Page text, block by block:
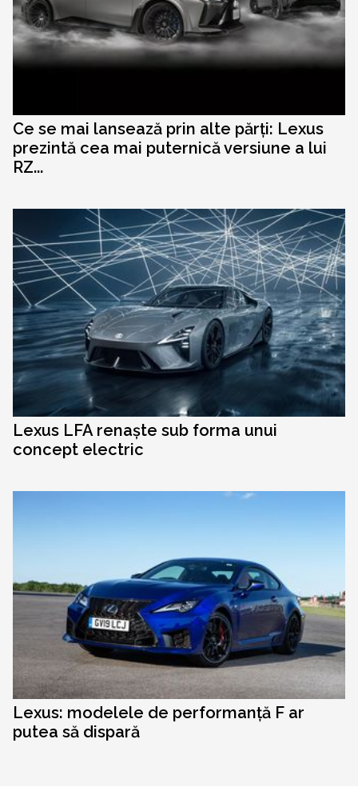
Ce se mai lansează prin alte părți: Lexus
prezintă cea mai puternică versiune a lui
RZ...
Lexus LFA renaște sub forma unui
concept electric
Lexus: modelele de performanță F ar
putea să dispară